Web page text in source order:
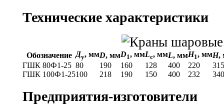
Технические характеристики
Обозначение Ду, ммD, ммD1, ммLc, ммL, ммH1, ммH,
ГШК 80Ф1-25 80 190 160 128 400 220
315
ГШК 100Ф1-25100 218 190 150 400 232 340
Предприятия-изготовители